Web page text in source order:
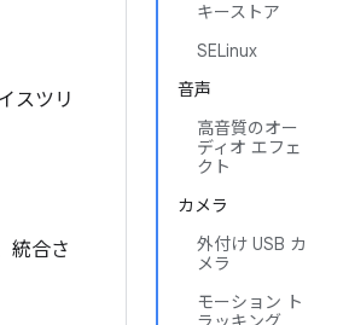
キーストア
SELinux
音声
高音質のオー
ディオ エフェ
クト
カメラ
外付け USB カ
メラ
モーション ト
スツリ
統合さ